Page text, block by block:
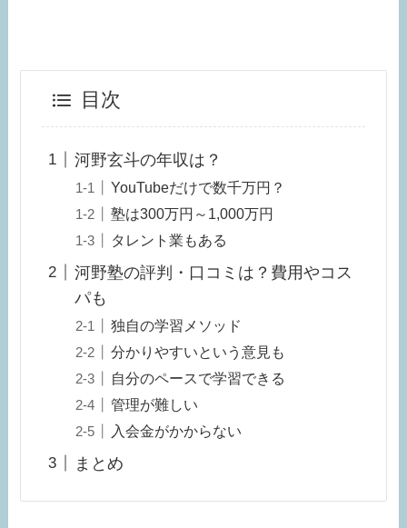
目次
河野玄斗の年収は？
YouTubeだけで数千万円？
塾は300万円～1,000万円
タレント業もある
河野塾の評判・口コミは？費用やコス
パも
独自の学習メソッド
分かりやすいという意見も
自分のペースで学習できる
管理が難しい
入会金がかからない
まとめ